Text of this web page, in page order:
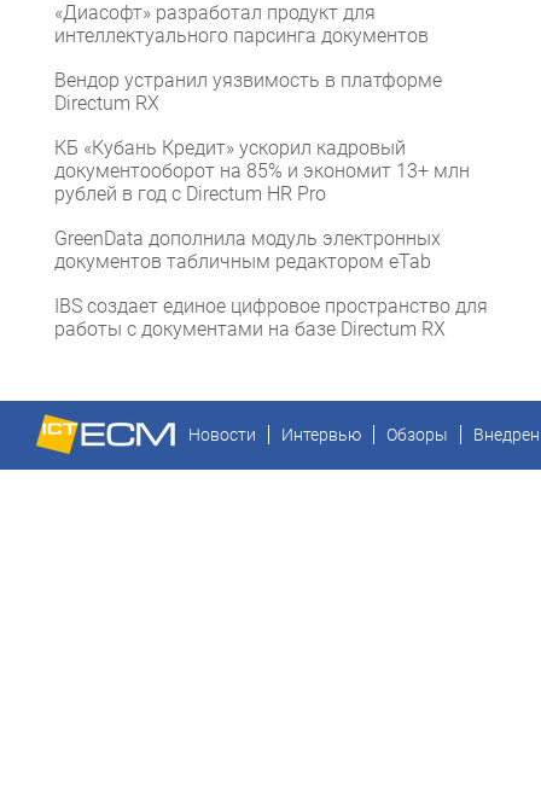
«Диасофт» разработал продукт для
интеллектуального парсинга документов
Вендор устранил уязвимость в платформе
Directum RX
КБ «Кубань Кредит» ускорил кадровый
документооборот на 85% и экономит 13+ млн
рублей в год с Directum HR Pro
GreenData дополнила модуль электронных
документов табличным редактором eTab
IBS создает единое цифровое пространство для
работы с документами на базе Directum RX
Новости Интервью Обзоры